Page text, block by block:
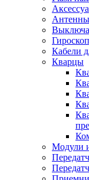
Антенны
Кабели
Кварцы
Модули